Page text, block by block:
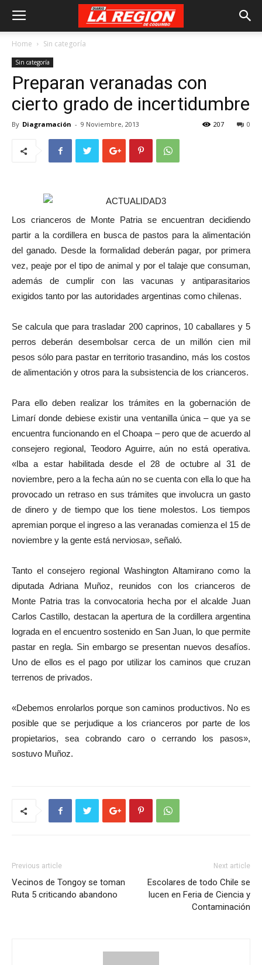
Home Sin categoría
Sin categoría
Preparan veranadas con
cierto grado de incertidumbre
By Diagramación - 9 Noviembre, 2013 0
207
Los crianceros de Monte Patria se encuentran decidiendo
partir a la cordillera en busca de pastos para la alimentación
del ganado. Desde la formalidad deberán pagar, por primera
vez, peaje por el tipo de animal y por el talaje que consuman,
además de cumplir con las vacunas y antiparasitarios
exigidos tanto por las autoridades argentinas como chilenas.
Se calcula que para trasladar 200 caprinos, 10 caballares y 5
perros deberán desembolsar cerca de un millón cien mil
pesos sólo para pastar en territorio trasandino, más los costos
de alimentación y otros para la subsistencia de los crianceros.
Para ello deben realizar los trámites en la gobernación de
Limarí donde debiese existir una ventanilla única – que ya se
encuentra funcionando en el Choapa – pero que de acuerdo al
consejero regional, Teodoro Aguirre, aún no está operativa.
«Iba a estar habilitada desde el 28 de octubre al 31 de
noviembre, pero a la fecha aún no se cuenta con ella lo que ha
provocado un retraso en sus trámites que involucra un gasto
de dinero y de tiempo que los tiene molestos. Los tiempos
apremian porque el ingreso a las veranadas comienza el 15 de
noviembre y la gente está nerviosa», señaló.
Tanto el consejero regional Washington Altamirano como la
diputada Adriana Muñoz, reunidos con los crianceros de
Monte Patria tras la convocatoria hecha por el alcalde Juan
Carlos Castillo, destacan la apertura de la cordillera argentina
lograda en el encuentro sostenido en San Juan, lo que permite
pastar en regla. Sin embargo se presentan nuevos desafíos.
Uno de ellos es el pago por utilizar los caminos que cruzan
terrenos de privados.
«Debemos enrolarlos porque son caminos productivos. No es
posible que se perjudique a los crianceros por parte de los
propietarios, sea cobrando caro o cerrando los pasos»,
sostuvo Muñoz.
Previous article
Vecinos de Tongoy se toman
Ruta 5 criticando abandono
Next article
Escolares de todo Chile se
lucen en Feria de Ciencia y
Contaminación